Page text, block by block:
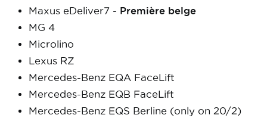
Maxus eDeliver7 - Première belge
MG 4
Microlino
Lexus RZ
Mercedes-Benz EQA FaceLift
Mercedes-Benz EQB FaceLift
Mercedes-Benz EQS Berline (only on 20/2)